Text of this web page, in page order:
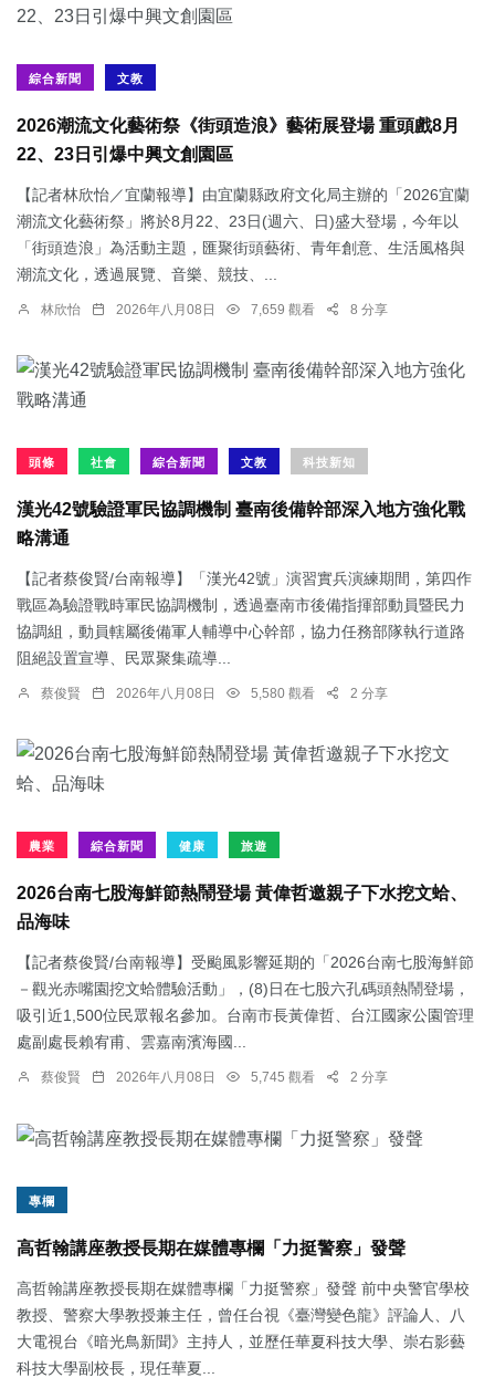
綜合新聞 文教
2026潮流文化藝術祭《街頭造浪》藝術展登場 重頭戲8月
22、23日引爆中興文創園區
【記者林欣怡／宜蘭報導】由宜蘭縣政府文化局主辦的「2026宜蘭
潮流文化藝術祭」將於8月22、23日(週六、日)盛大登場，今年以
「街頭造浪」為活動主題，匯聚街頭藝術、青年創意、生活風格與
潮流文化，透過展覽、音樂、競技、...
林欣怡 2026年八月08日 7,659 觀看 8 分享
頭條 社會 綜合新聞 文教 科技新知
漢光42號驗證軍民協調機制 臺南後備幹部深入地方強化戰
略溝通
【記者蔡俊賢/台南報導】「漢光42號」演習實兵演練期間，第四作
戰區為驗證戰時軍民協調機制，透過臺南市後備指揮部動員暨民力
協調組，動員轄屬後備軍人輔導中心幹部，協力任務部隊執行道路
阻絕設置宣導、民眾聚集疏導...
蔡俊賢 2026年八月08日 5,580 觀看 2 分享
農業 綜合新聞 健康 旅遊
2026台南七股海鮮節熱鬧登場 黃偉哲邀親子下水挖文蛤、
品海味
【記者蔡俊賢/台南報導】受颱風影響延期的「2026台南七股海鮮節
－觀光赤嘴園挖文蛤體驗活動」，(8)日在七股六孔碼頭熱鬧登場，
吸引近1,500位民眾報名參加。台南市長黃偉哲、台江國家公園管理
處副處長賴宥甫、雲嘉南濱海國...
蔡俊賢 2026年八月08日 5,745 觀看 2 分享
專欄
高哲翰講座教授長期在媒體專欄「力挺警察」發聲
高哲翰講座教授長期在媒體專欄「力挺警察」發聲 前中央警官學校
教授、警察大學教授兼主任，曾任台視《臺灣變色龍》評論人、八
大電視台《暗光鳥新聞》主持人，並歷任華夏科技大學、崇右影藝
科技大學副校長，現任華夏...